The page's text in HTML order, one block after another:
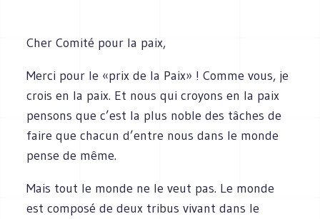
Cher Comité pour la paix,
Merci pour le «prix de la Paix» ! Comme vous, je
crois en la paix. Et nous qui croyons en la paix
pensons que c’est la plus noble des tâches de
faire que chacun d’entre nous dans le monde
pense de même.
Mais tout le monde ne le veut pas. Le monde
est composé de deux tribus vivant dans le